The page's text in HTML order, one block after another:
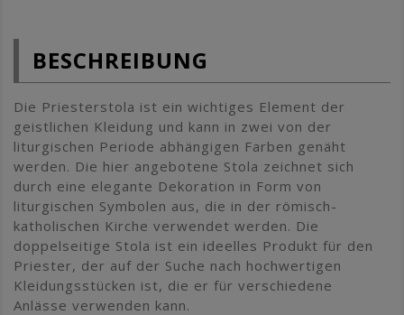
BESCHREIBUNG
Die Priesterstola ist ein wichtiges Element der
geistlichen Kleidung und kann in zwei von der
liturgischen Periode abhängigen Farben genäht
werden. Die hier angebotene Stola zeichnet sich
durch eine elegante Dekoration in Form von
liturgischen Symbolen aus, die in der römisch-
katholischen Kirche verwendet werden. Die
doppelseitige Stola ist ein ideelles Produkt für den
Priester, der auf der Suche nach hochwertigen
Kleidungsstücken ist, die er für verschiedene
Anlässe verwenden kann.